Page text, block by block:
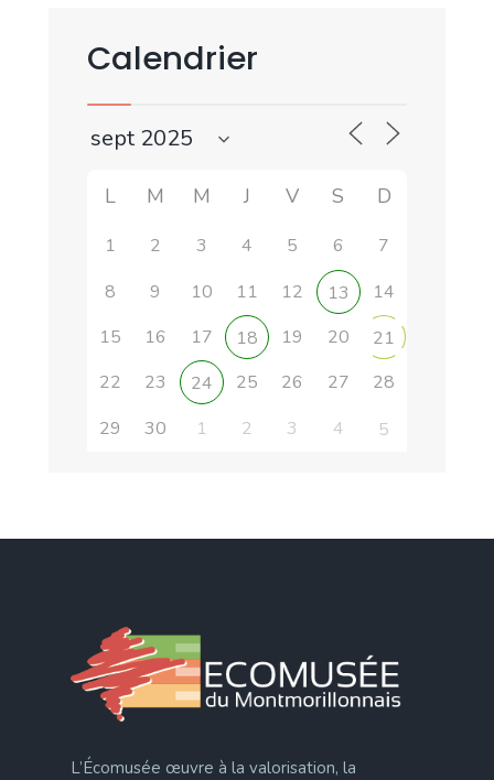
Calendrier
L M M J V S D
1 2 3 4 5 6
7
8
9 10 11 12 13
14
15
16 17 18 19 20
21
22
23 24 25 26 27
28
29
30 1 2 3 4 5
L’Écomusée œuvre à la valorisation, la